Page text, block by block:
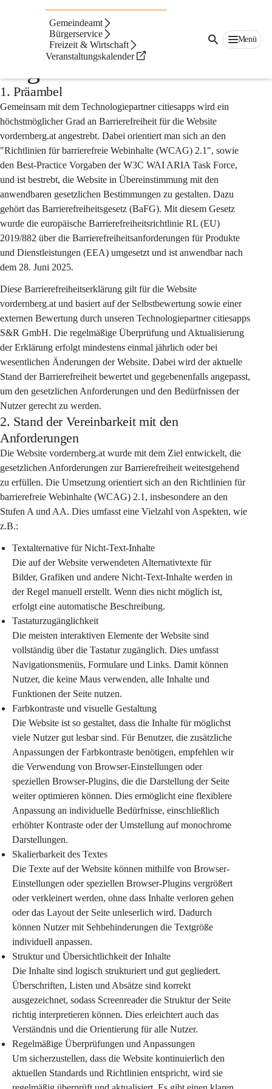
Gemeindeamt
Bürgerservice
Freizeit & Wirtschaft
Veranstaltungskalender
Menü
Barrierefreiheitserklär
ung der Website
1. Präambel
Gemeinsam mit dem Technologiepartner citiesapps wird ein
höchstmöglicher Grad an Barrierefreiheit für die Website
vordernberg.at angestrebt. Dabei orientiert man sich an den
"Richtlinien für barrierefreie Webinhalte (WCAG) 2.1", sowie
den Best-Practice Vorgaben der W3C WAI ARIA Task Force,
und ist bestrebt, die Website in Übereinstimmung mit den
anwendbaren gesetzlichen Bestimmungen zu gestalten. Dazu
gehört das Barrierefreiheitsgesetz (BaFG). Mit diesem Gesetz
wurde die europäische Barrierefreiheitsrichtlinie RL (EU)
2019/882 über die Barrierefreiheitsanforderungen für Produkte
und Dienstleistungen (EEA) umgesetzt und ist anwendbar nach
dem 28. Juni 2025.
Diese Barrierefreiheitserklärung gilt für die Website
vordernberg.at und basiert auf der Selbstbewertung sowie einer
externen Bewertung durch unseren Technologiepartner citiesapps
S&R GmbH. Die regelmäßige Überprüfung und Aktualisierung
der Erklärung erfolgt mindestens einmal jährlich oder bei
wesentlichen Änderungen der Website. Dabei wird der aktuelle
Stand der Barrierefreiheit bewertet und gegebenenfalls angepasst,
um den gesetzlichen Anforderungen und den Bedürfnissen der
Nutzer gerecht zu werden.
2. Stand der Vereinbarkeit mit den
Anforderungen
Die Website vordernberg.at wurde mit dem Ziel entwickelt, die
gesetzlichen Anforderungen zur Barrierefreiheit weitestgehend
zu erfüllen. Die Umsetzung orientiert sich an den Richtlinien für
barrierefreie Webinhalte (WCAG) 2.1, insbesondere an den
Stufen A und AA. Dies umfasst eine Vielzahl von Aspekten, wie
z.B.:
Textalternative für Nicht-Text-Inhalte
Die auf der Website verwendeten Alternativtexte für
Bilder, Grafiken und andere Nicht-Text-Inhalte werden in
der Regel manuell erstellt. Wenn dies nicht möglich ist,
erfolgt eine automatische Beschreibung.
Tastaturzugänglichkeit
Die meisten interaktiven Elemente der Website sind
vollständig über die Tastatur zugänglich. Dies umfasst
Navigationsmenüs, Formulare und Links. Damit können
Nutzer, die keine Maus verwenden, alle Inhalte und
Funktionen der Seite nutzen.
Farbkontraste und visuelle Gestaltung
Die Website ist so gestaltet, dass die Inhalte für möglichst
viele Nutzer gut lesbar sind. Für Benutzer, die zusätzliche
Anpassungen der Farbkontraste benötigen, empfehlen wir
die Verwendung von Browser-Einstellungen oder
speziellen Browser-Plugins, die die Darstellung der Seite
weiter optimieren können. Dies ermöglicht eine flexiblere
Anpassung an individuelle Bedürfnisse, einschließlich
erhöhter Kontraste oder der Umstellung auf monochrome
Darstellungen.
Skalierbarkeit des Textes
Die Texte auf der Website können mithilfe von Browser-
Einstellungen oder speziellen Browser-Plugins vergrößert
oder verkleinert werden, ohne dass Inhalte verloren gehen
oder das Layout der Seite unleserlich wird. Dadurch
können Nutzer mit Sehbehinderungen die Textgröße
individuell anpassen.
Struktur und Übersichtlichkeit der Inhalte
Die Inhalte sind logisch strukturiert und gut gegliedert.
Überschriften, Listen und Absätze sind korrekt
ausgezeichnet, sodass Screenreader die Struktur der Seite
richtig interpretieren können. Dies erleichtert auch das
Verständnis und die Orientierung für alle Nutzer.
Regelmäßige Überprüfungen und Anpassungen
Um sicherzustellen, dass die Website kontinuierlich den
aktuellen Standards und Richtlinien entspricht, wird sie